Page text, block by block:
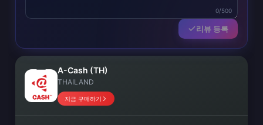
0/500
리뷰 등록
A-Cash (TH)
THAILAND
지금 구매하기